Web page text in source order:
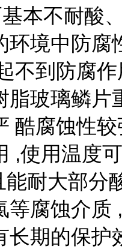
本不耐酸
环境中防腐
不到防腐作
脂玻璃鳞片
酷腐蚀性较
,使用温度
耐大部分
等腐蚀介质
长期的保护